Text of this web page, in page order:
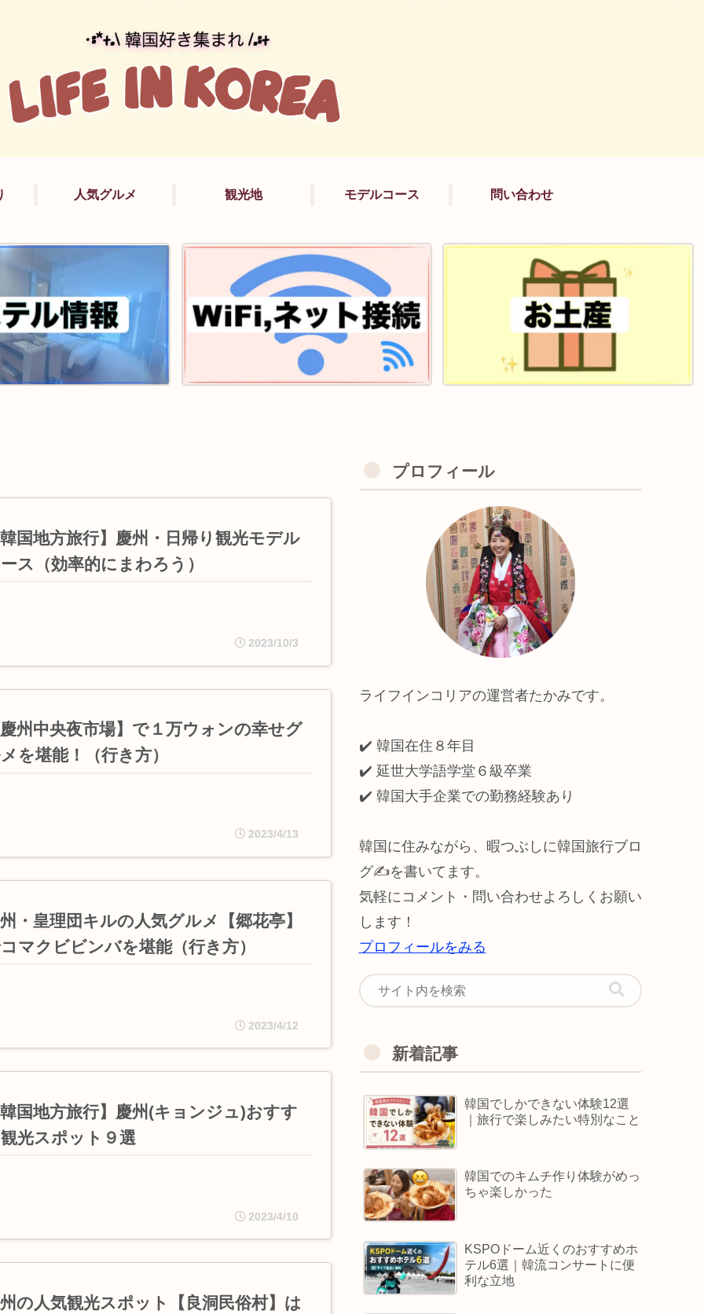
人気グルメ 観光地 モデルコース 問い合わせ
国地方旅行】慶州・日帰り観光モデル
ス（効率的にまわろう）
2023/10/3
州中央夜市場】で１万ウォンの幸せグ
を堪能！（行き方）
2023/4/13
・皇理団キルの人気グルメ【郷花亭】
マクビビンバを堪能（行き方）
2023/4/12
国地方旅行】慶州(キョンジュ)おすす
光スポット９選
2023/4/10
の人気観光スポット【良洞民俗村】は
プロフィール
ライフインコリアの運営者たかみです。
✔️ 韓国在住８年目
✔️ 延世大学語学堂６級卒業
✔️ 韓国大手企業での勤務経験あり
韓国に住みながら、暇つぶしに韓国旅行ブロ
グ✍️を書いてます。
気軽にコメント・問い合わせよろしくお願い
します！
プロフィールをみる
新着記事
韓国でしかできない体験12選
｜旅行で楽しみたい特別なこと
韓国でのキムチ作り体験がめっ
ちゃ楽しかった
KSPOドーム近くのおすすめホ
テル6選｜韓流コンサートに便
利な立地